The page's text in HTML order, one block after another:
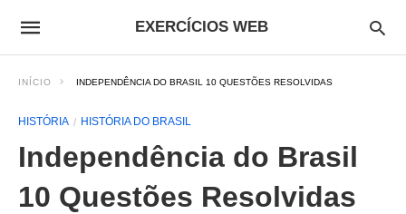
EXERCÍCIOS WEB
INÍCIO INDEPENDÊNCIA DO BRASIL 10 QUESTÕES RESOLVIDAS
HISTÓRIA HISTÓRIA DO BRASIL
Independência do Brasil
10 Questões Resolvidas